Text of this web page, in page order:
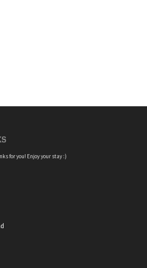
for you! Enjoy your stay :)